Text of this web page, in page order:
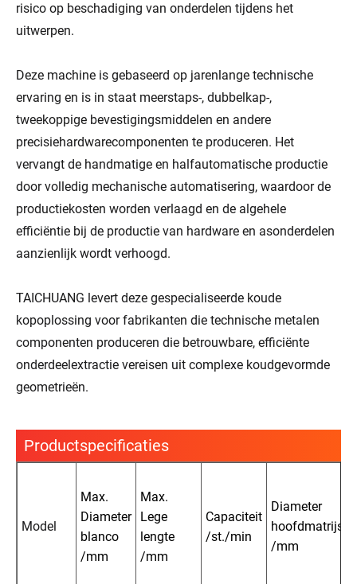
risico op beschadiging van onderdelen tijdens het
uitwerpen.
Deze machine is gebaseerd op jarenlange technische
ervaring en is in staat meerstaps-, dubbelkap-,
tweekoppige bevestigingsmiddelen en andere
precisiehardwarecomponenten te produceren. Het
vervangt de handmatige en halfautomatische productie
door volledig mechanische automatisering, waardoor de
productiekosten worden verlaagd en de algehele
efficiëntie bij de productie van hardware en asonderdelen
aanzienlijk wordt verhoogd.
TAICHUANG levert deze gespecialiseerde koude
kopoplossing voor fabrikanten die technische metalen
componenten produceren die betrouwbare, efficiënte
onderdeelextractie vereisen uit complexe koudgevormde
geometrieën.
Productspecificaties
Model
Max.
Diameter
blanco
/mm
Max.
Lege
lengte
/mm
Capaciteit
/st./min
Diameter
hoofdmatrijs
/mm